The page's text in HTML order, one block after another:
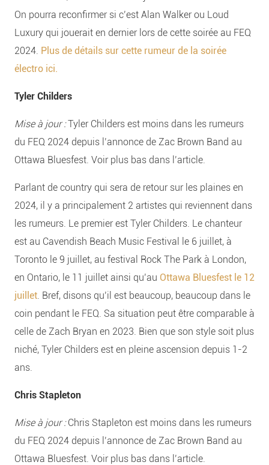
On pourra reconfirmer si c’est Alan Walker ou Loud
Luxury qui jouerait en dernier lors de cette soirée au FEQ
2024. Plus de détails sur cette rumeur de la soirée
électro ici.
Tyler Childers
Mise à jour :Tyler Childers est moins dans les rumeurs
du FEQ 2024 depuis l’annonce de Zac Brown Band au
Ottawa Bluesfest. Voir plus bas dans l’article.
Parlant de country qui sera de retour sur les plaines en
2024, il y a principalement 2 artistes qui reviennent dans
les rumeurs. Le premier est Tyler Childers. Le chanteur
est au Cavendish Beach Music Festival le 6 juillet, à
Toronto le 9 juillet, au festival Rock The Park à London,
en Ontario, le 11 juillet ainsi qu’au Ottawa Bluesfest le 12
juillet. Bref, disons qu’il est beaucoup, beaucoup dans le
coin pendant le FEQ. Sa situation peut être comparable à
celle de Zach Bryan en 2023. Bien que son style soit plus
niché, Tyler Childers est en pleine ascension depuis 1-2
ans.
Chris Stapleton
Mise à jour :Chris Stapleton est moins dans les rumeurs
du FEQ 2024 depuis l’annonce de Zac Brown Band au
Ottawa Bluesfest. Voir plus bas dans l’article.